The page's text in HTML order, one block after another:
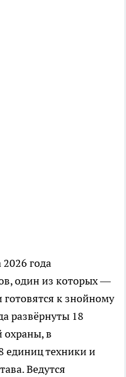
года
один из которых —
готовятся к знойному
развёрнуты 18
охраны, в
единиц техники и
Ведутся